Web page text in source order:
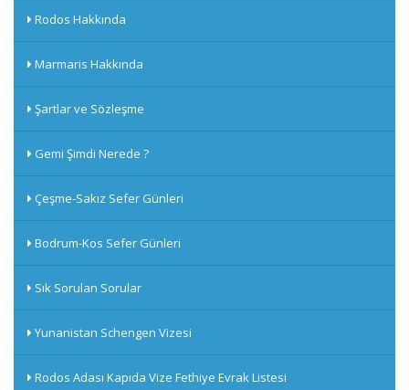
Rodos Hakkında
Marmaris Hakkında
Şartlar ve Sözleşme
Gemi Şimdi Nerede ?
Çeşme-Sakız Sefer Günleri
Bodrum-Kos Sefer Günleri
Sık Sorulan Sorular
Yunanistan Schengen Vizesi
Rodos Adası Kapıda Vize Fethiye Evrak Listesi